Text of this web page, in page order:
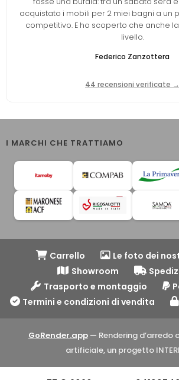
acquistato i mobili per 2 miei bagni a un
competitivo. E ho scoperto che anche
livello.
Federico Zanzottera
44 recensioni verificate →
I MARCHI CHE TRATTIAMO
Carrello
Le foto dei
Showroom
Trasporto e montaggio
Termini e condizioni di vendita
GoRender.app— Rendering d’arredo
artificiale, un progetto